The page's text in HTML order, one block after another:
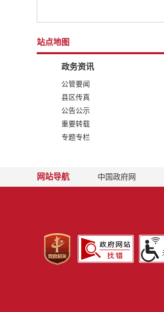
站点地图
政务资讯
公管要闻
县区传真
公告公示
重要转载
专题专栏
网站导航 中国政府网